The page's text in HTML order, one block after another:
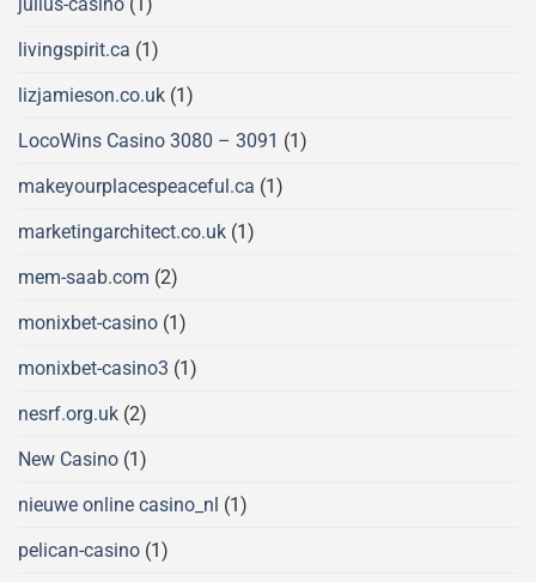
livingspirit.ca (1)
lizjamieson.co.uk (1)
LocoWins Casino 3080 – 3091 (1)
makeyourplacespeaceful.ca (1)
marketingarchitect.co.uk (1)
mem-saab.com (2)
monixbet-casino (1)
monixbet-casino3 (1)
nesrf.org.uk (2)
New Casino (1)
nieuwe online casino_nl (1)
pelican-casino (1)